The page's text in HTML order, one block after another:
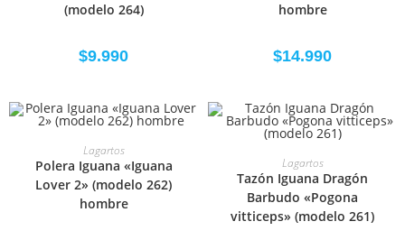
(modelo 264)
$9.990
hombre
$14.990
SELECCIONAR OPCIONES
Lagartos
Polera Iguana «Iguana
Lover 2» (modelo 262)
hombre
SELECCIONAR OPCIONES
Lagartos
Tazón Iguana Dragón
Barbudo «Pogona
vitticeps» (modelo 261)